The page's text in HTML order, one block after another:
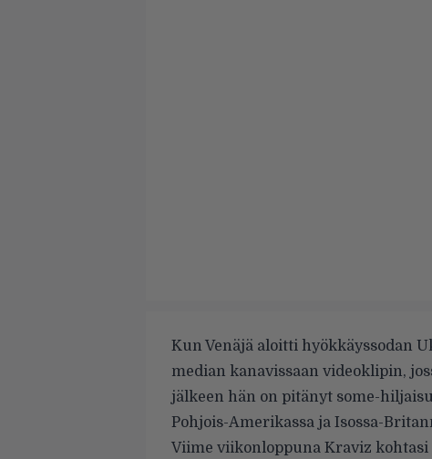
Kun Venäjä aloitti hyökkäyssodan
median kanavissaan videoklipin,
jälkeen hän on pitänyt some-
Pohjois-Amerikassa ja Isossa-
Viime viikonloppuna Kraviz